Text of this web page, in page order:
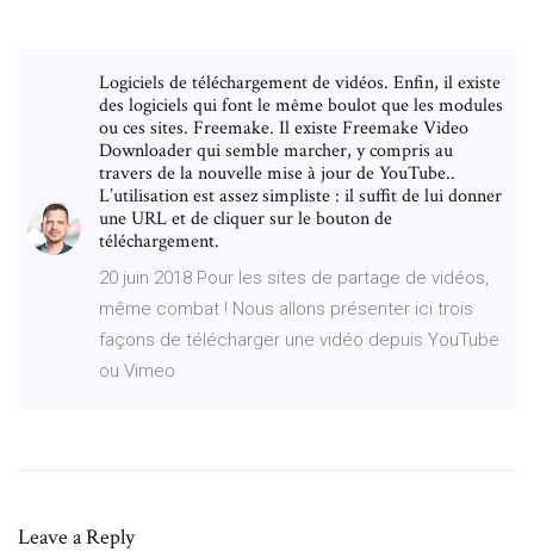
Logiciels de téléchargement de vidéos. Enfin, il existe
des logiciels qui font le même boulot que les modules
ou ces sites. Freemake. Il existe Freemake Video
Downloader qui semble marcher, y compris au
travers de la nouvelle mise à jour de YouTube..
L’utilisation est assez simpliste : il suffit de lui donner
une URL et de cliquer sur le bouton de
téléchargement.
20 juin 2018 Pour les sites de partage de vidéos,
même combat ! Nous allons présenter ici trois
façons de télécharger une vidéo depuis YouTube
ou Vimeo
Leave a Reply